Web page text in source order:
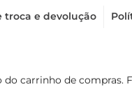
troca e devolução
carrinho de